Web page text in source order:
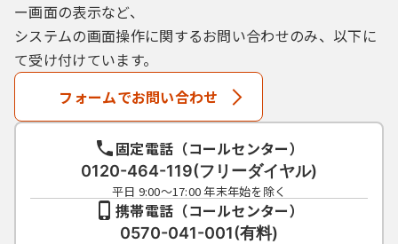
（２）住所、氏名、メールアドレス等に変更
があった場合は変更手続を行ってください。
（３）本システムは、利用者が登録したメー
ルアドレスへＵＲＬを送信します。利用者
は、メールに記載されているＵＲＬにアクセ
スすることで、本登録を行います。
（４）利用者登録にて登録された情報は、構
成団体にて管理されます。
（５）利用者は、登録した利用者情報を使用
しなくなった場合に削除をすることができま
ー画面の表示など、
システムの画面操作に関するお問い合わせのみ、以下に
て受け付けています。
フォームでお問い合わせ
固定電話（コールセンター）
0120-464-119(フリーダイヤル)
平日 9:00～17:00 年末年始を除く
携帯電話（コールセンター）
0570-041-001(有料)